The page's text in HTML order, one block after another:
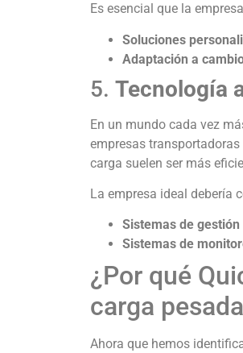
Es esencial que la
Soluciones
Adaptación a
5. Tecnología
En un mundo cada vez
empresas
carga suelen ser más
La empresa ideal debería
Sistemas de
Sistemas de
¿Por qué
carga
Ahora que hemos